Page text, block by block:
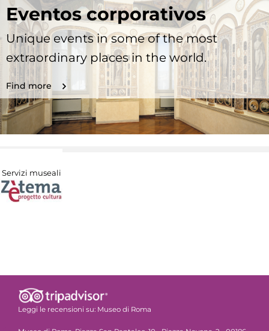
Eventos corporativos
Unique events in some of the most
extraordinary places in the world.
Find more
Servizi museali
Leggi le recensioni su: Museo di Roma